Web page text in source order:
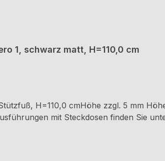
1, schwarz matt, H=110,0 cm
H=110,0 cmHöhe zzgl. 5 mm
mit Steckdosen finden Sie